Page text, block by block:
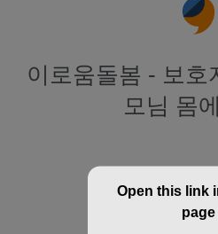
이로움돌봄 - 보호
모님 몸